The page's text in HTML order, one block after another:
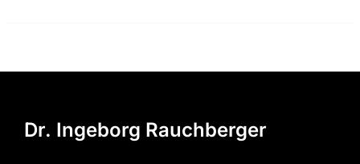
Dr. Ingeborg Rauchberger